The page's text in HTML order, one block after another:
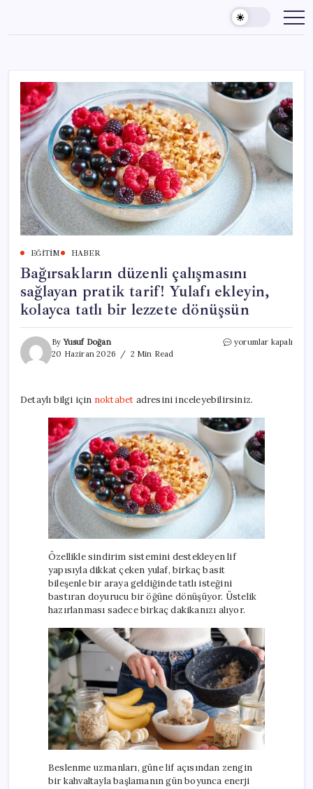
content
EĞITIM HABER
Bağırsakların düzenli çalışmasını
sağlayan pratik tarif! Yulafı ekleyin,
kolayca tatlı bir lezzete dönüşsün
ByYusuf Doğan
20 Haziran 2026
2 Min Read
Bağırsakların
tarif!
ekleyin,
kolayca
tatlı
lezzete
dönüşsün
için
yorumlar kapalı
Detaylı bilgi için noktabet adresini inceleyebilirsiniz.
Özellikle sindirim sistemini destekleyen lif
yapısıyla dikkat çeken yulaf, birkaç basit
bileşenle bir araya geldiğinde tatlı isteğini
bastıran doyurucu bir öğüne dönüşüyor. Üstelik
hazırlanması sadece birkaç dakikanızı alıyor.
Beslenme uzmanları, güne lif açısından zengin
bir kahvaltayla başlamanın gün boyunca enerji